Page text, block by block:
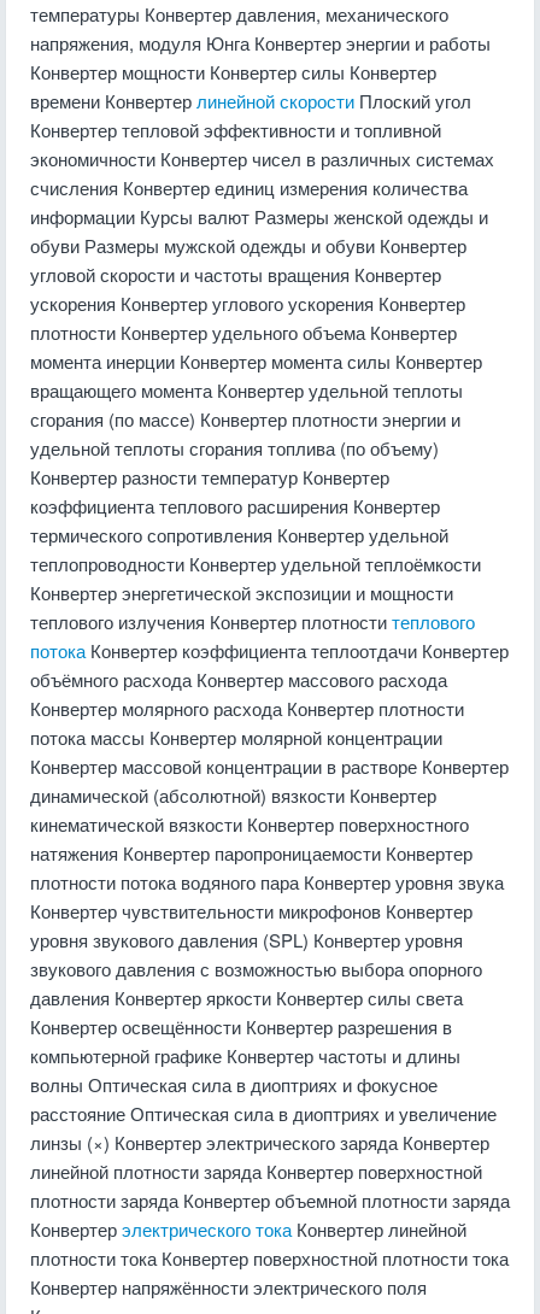
температуры Конвертер давления, механического
напряжения, модуля Юнга Конвертер энергии и работы
Конвертер мощности Конвертер силы Конвертер
времени Конвертер линейной скорости Плоский угол
Конвертер тепловой эффективности и топливной
экономичности Конвертер чисел в различных системах
счисления Конвертер единиц измерения количества
информации Курсы валют Размеры женской одежды и
обуви Размеры мужской одежды и обуви Конвертер
угловой скорости и частоты вращения Конвертер
ускорения Конвертер углового ускорения Конвертер
плотности Конвертер удельного объема Конвертер
момента инерции Конвертер момента силы Конвертер
вращающего момента Конвертер удельной теплоты
сгорания (по массе) Конвертер плотности энергии и
удельной теплоты сгорания топлива (по объему)
Конвертер разности температур Конвертер
коэффициента теплового расширения Конвертер
термического сопротивления Конвертер удельной
теплопроводности Конвертер удельной теплоёмкости
Конвертер энергетической экспозиции и мощности
теплового излучения Конвертер плотноститеплового
потока Конвертер коэффициента теплоотдачи Конвертер
объёмного расхода Конвертер массового расхода
Конвертер молярного расхода Конвертер плотности
потока массы Конвертер молярной концентрации
Конвертер массовой концентрации в растворе Конвертер
динамической (абсолютной) вязкости Конвертер
кинематической вязкости Конвертер поверхностного
натяжения Конвертер паропроницаемости Конвертер
плотности потока водяного пара Конвертер уровня звука
Конвертер чувствительности микрофонов Конвертер
уровня звукового давления (SPL) Конвертер уровня
звукового давления с возможностью выбора опорного
давления Конвертер яркости Конвертер силы света
Конвертер освещённости Конвертер разрешения в
компьютерной графике Конвертер частоты и длины
волны Оптическая сила в диоптриях и фокусное
расстояние Оптическая сила в диоптриях и увеличение
линзы (×) Конвертер электрического заряда Конвертер
линейной плотности заряда Конвертер поверхностной
плотности заряда Конвертер объемной плотности заряда
Конвертерэлектрического тока Конвертер линейной
плотности тока Конвертер поверхностной плотности тока
Конвертер напряжённости электрического поля